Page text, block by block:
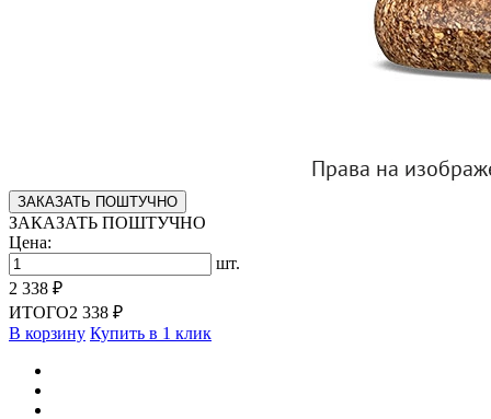
ЗАКАЗАТЬ ПОШТУЧНО
ЗАКАЗАТЬ ПОШТУЧНО
Цена:
шт.
2 338 ₽
ИТОГО2 338 ₽
В корзину Купить в 1 клик